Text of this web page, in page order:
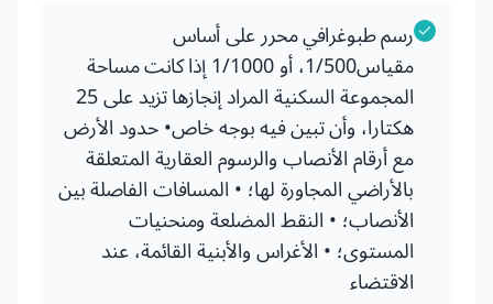
رسم طبوغرافي محرر على أساس
مقياس1/500، أو 1/1000 إذا كانت مساحة
المجموعة السكنية المراد إنجازها تزيد على 25
هكتارا، وأن تبين فيه بوجه خاص• حدود الأرض
مع أرقام الأنصاب والرسوم العقارية المتعلقة
بالأراضي المجاورة لها؛ • المسافات الفاصلة بين
الأنصاب؛ • النقط المضلعة ومنحنيات
المستوى؛ • الأغراس والأبنية القائمة، عند
الاقتضاء